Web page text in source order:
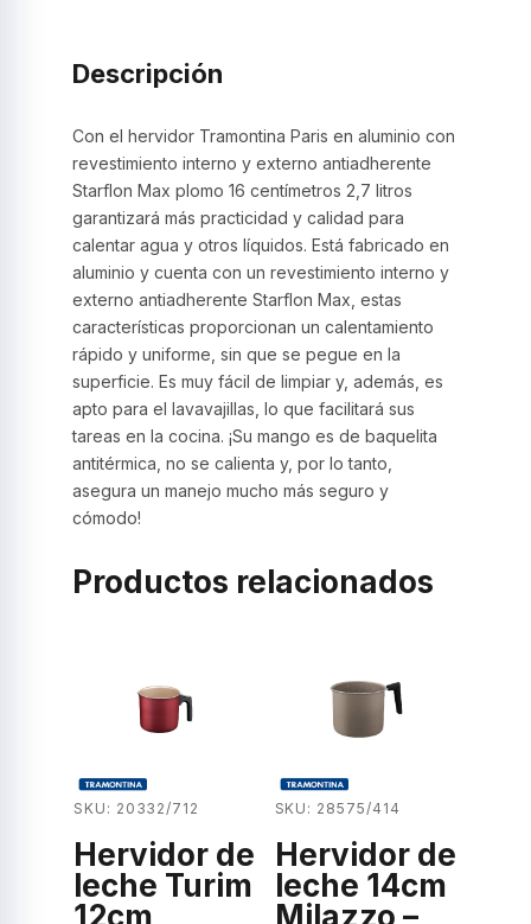
Descripción
Con el hervidor Tramontina Paris en aluminio con
revestimiento interno y externo antiadherente
Starflon Max plomo 16 centímetros 2,7 litros
garantizará más practicidad y calidad para
calentar agua y otros líquidos. Está fabricado en
aluminio y cuenta con un revestimiento interno y
externo antiadherente Starflon Max, estas
características proporcionan un calentamiento
rápido y uniforme, sin que se pegue en la
superficie. Es muy fácil de limpiar y, además, es
apto para el lavavajillas, lo que facilitará sus
tareas en la cocina. ¡Su mango es de baquelita
antitérmica, no se calienta y, por lo tanto,
asegura un manejo mucho más seguro y
cómodo!
Productos relacionados
SKU: 20332/712
Hervidor de
leche Turim
SKU: 28575/414
Hervidor de
leche 14cm
Milazzo –